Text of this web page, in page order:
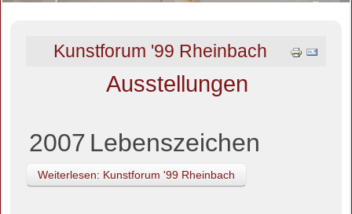
Kunstforum '99 Rheinbach
Ausstellungen
2007 Lebenszeichen
Weiterlesen: Kunstforum '99 Rheinbach